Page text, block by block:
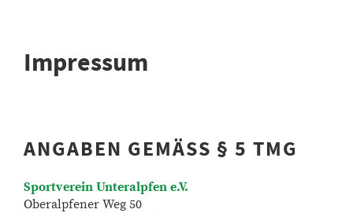
Impressum
ANGABEN GEMÄSS § 5 TMG
Sportverein Unteralpfen e.V.
Oberalpfener Weg 50